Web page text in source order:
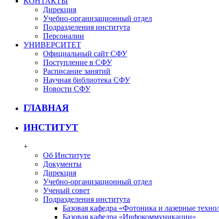
Дирекция
Учебно-организационный отдел
Подразделения института
Персоналии
УНИВЕРСИТЕТ
Официальный сайт СФУ
Поступление в СФУ
Расписание занятий
Научная библиотека СФУ
Новости СФУ
ГЛАВНАЯ
ИНСТИТУТ
+
Об Институте
Документы
Дирекция
Учебно-организационный отдел
Ученый совет
Подразделения института
Базовая кафедра «Фотоника и лазерные
Базовая кафедра «Инфокоммуникации»